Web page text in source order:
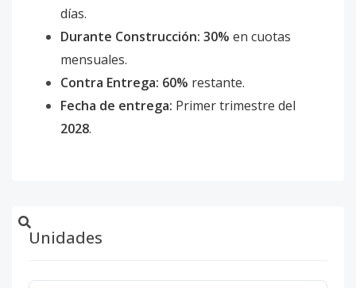
días.
Durante Construcción: 30% en cuotas
mensuales.
Contra Entrega: 60% restante.
Fecha de entrega: Primer trimestre del
2028.
Unidades